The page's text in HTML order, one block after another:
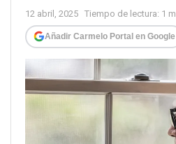
12 abril, 2025 Tiempo de lectura: 1
Añadir Carmelo Portal en Google